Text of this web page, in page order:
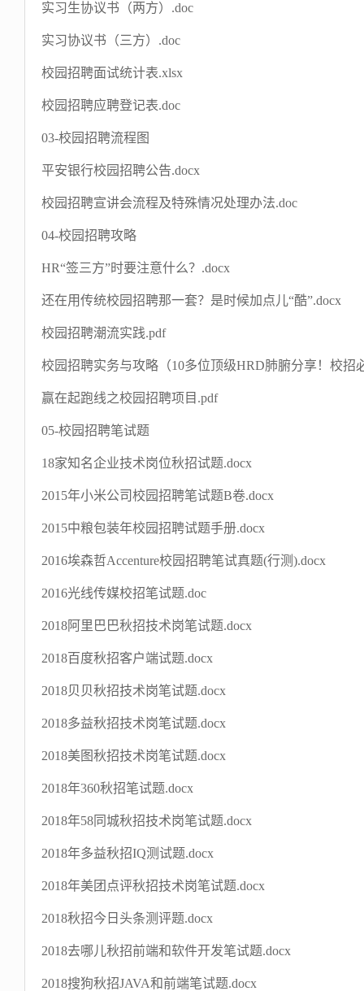
实习生协议书（两方）.doc
实习协议书（三方）.doc
校园招聘面试统计表.xlsx
校园招聘应聘登记表.doc
03-校园招聘流程图
平安银行校园招聘公告.docx
校园招聘宣讲会流程及特殊情况处理办法.doc
04-校园招聘攻略
HR“签三方”时要注意什么？.docx
还在用传统校园招聘那一套？是时候加点儿“酷”.docx
校园招聘潮流实践.pdf
校园招聘实务与攻略（10多位顶级HRD肺腑分享！校招
赢在起跑线之校园招聘项目.pdf
05-校园招聘笔试题
18家知名企业技术岗位秋招试题.docx
2015年小米公司校园招聘笔试题B卷.docx
2015中粮包装年校园招聘试题手册.docx
2016埃森哲Accenture校园招聘笔试真题(行测).docx
2016光线传媒校招笔试题.doc
2018阿里巴巴秋招技术岗笔试题.docx
2018百度秋招客户端试题.docx
2018贝贝秋招技术岗笔试题.docx
2018多益秋招技术岗笔试题.docx
2018美图秋招技术岗笔试题.docx
2018年360秋招笔试题.docx
2018年58同城秋招技术岗笔试题.docx
2018年多益秋招IQ测试题.docx
2018年美团点评秋招技术岗笔试题.docx
2018秋招今日头条测评题.docx
2018去哪儿秋招前端和软件开发笔试题.docx
2018搜狗秋招JAVA和前端笔试题.docx